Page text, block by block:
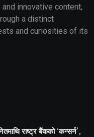
innovative content,
a distinct
and curiosities of its
राष्ट्र बैंकको ‘कन्सर्न’,